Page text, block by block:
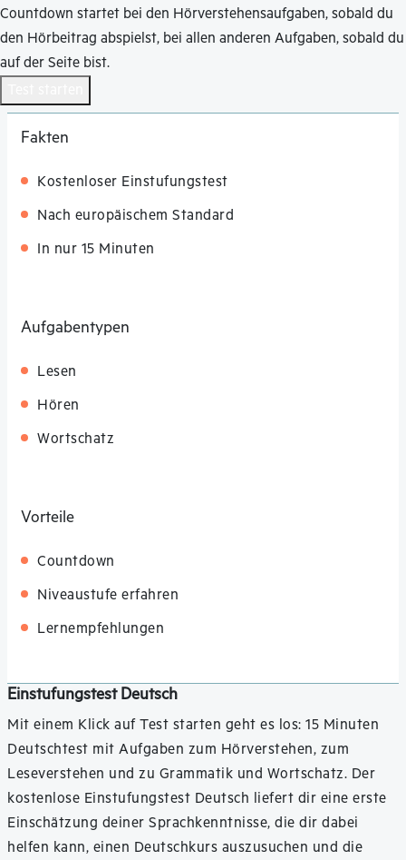
Countdown startet bei den Hörverstehensaufgaben, sobald du
den Hörbeitrag abspielst, bei allen anderen Aufgaben, sobald du
auf der Seite bist.
Fakten
Kostenloser Einstufungstest
Nach europäischem Standard
In nur 15 Minuten
Aufgabentypen
Lesen
Hören
Wortschatz
Vorteile
Countdown
Niveaustufe erfahren
Lernempfehlungen
Einstufungstest Deutsch
Mit einem Klick auf Test starten geht es los: 15 Minuten
Deutschtest mit Aufgaben zum Hörverstehen, zum
Leseverstehen und zu Grammatik und Wortschatz. Der
kostenlose Einstufungstest Deutsch liefert dir eine erste
Einschätzung deiner Sprachkenntnisse, die dir dabei
helfen kann, einen Deutschkurs auszusuchen und die